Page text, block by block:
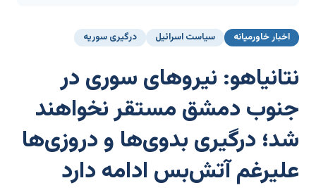
اخبار خاورمیانه سیاست اسرائیل درگیری سوریه
نتانیاهو: نیروهای سوری در
جنوب دمشق مستقر نخواهند
شد؛ درگیری بدوی‌ها و دروزی‌ها
علیرغم آتش‌بس ادامه دارد